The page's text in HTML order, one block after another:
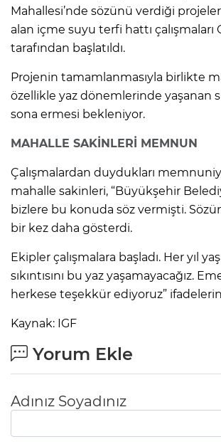
Mahallesi’nde sözünü verdiği projeler
alan içme suyu terfi hattı çalışmaları
tarafından başlatıldı.
Projenin tamamlanmasıyla birlikte
özellikle yaz dönemlerinde yaşanan
sona ermesi bekleniyor.
MAHALLE SAKİNLERİ MEMNUN
Çalışmalardan duydukları
mahalle sakinleri, “Büyükşehir
bizlere bu konuda söz vermişti.
bir kez daha gösterdi.
Ekipler çalışmalara başladı. Her yıl
sıkıntısını bu yaz yaşamayacağız.
herkese teşekkür ediyoruz”
Kaynak: IGF
Yorum Ekle
Adınız Soyadınız